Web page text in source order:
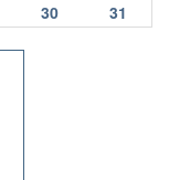
30 31